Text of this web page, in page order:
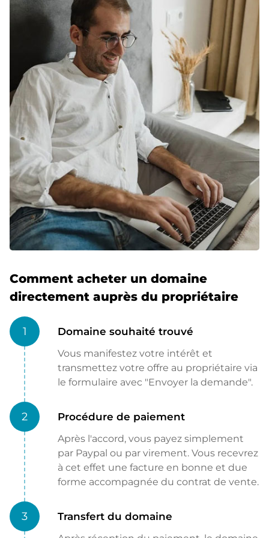
Comment acheter un domaine
directement auprès du propriétaire
1 Domaine souhaité trouvé
Vous manifestez votre intérêt et
transmettez votre offre au propriétaire via
le formulaire avec "Envoyer la demande".
2 Procédure de paiement
Après l'accord, vous payez simplement
par Paypal ou par virement. Vous recevrez
à cet effet une facture en bonne et due
forme accompagnée du contrat de vente.
3 Transfert du domaine